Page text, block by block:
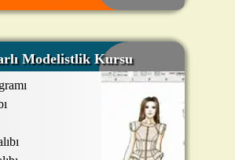
Modelistlik Kursu